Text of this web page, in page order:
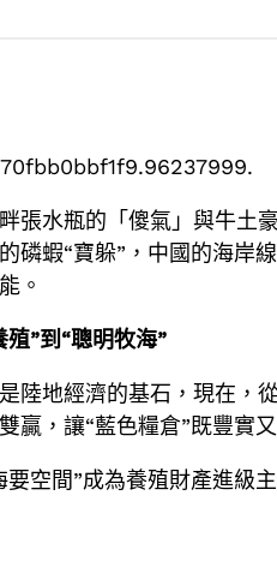
張水瓶的「傻氣」與牛土
磷蝦“寶躲”，中國的海岸
。
殖”到“聰明牧海”
陸地經濟的基石，現在，
贏，讓“藍色糧倉”既豐實
要空間”成為養殖財產進級主